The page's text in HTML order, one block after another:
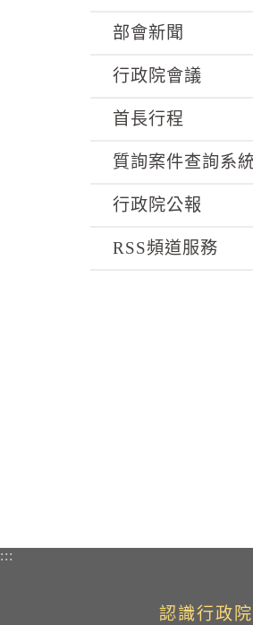
部會新聞
行政院會議
首長行程
質詢案件查詢系
行政院公報
RSS頻道服務
:::
認識行政院